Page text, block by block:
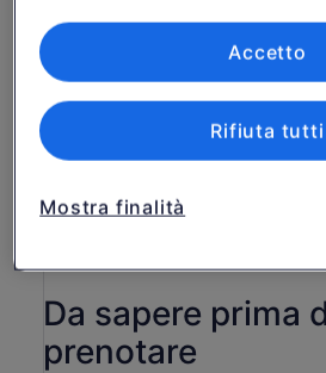
è
per
adulto
per adultoComunicaci la tua opinione
Cosa include e
Degustazione 6 vini
Visita alla Cantina
Trasporto privato
Da sapere prima
prenotare
annunci, ricerche sul pubblico, sviluppo di
Elenco dei partner (fornitori)
Mostra finalità
Rifiuta tutti
Accetto